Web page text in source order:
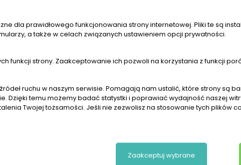
dla prawidłowego funkcjonowania strony internetowej. Pliki te są
a także w celach związanych ustawieniem opcji prywatności.
funkcji strony. Zaakceptowanie ich pozwoli na korzystania z funkcji
ruchu w naszym serwisie. Pomagają nam ustalić, które strony są
Dzięki temu możemy badać statystki i poprawiać wydajność naszej
Twojej tożsamości. Jeśli nie zezwolisz na stosowanie tych plików
Zaakceptuj wybrane